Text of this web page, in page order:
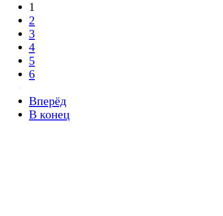
1
2
3
4
5
6
Вперёд
В конец